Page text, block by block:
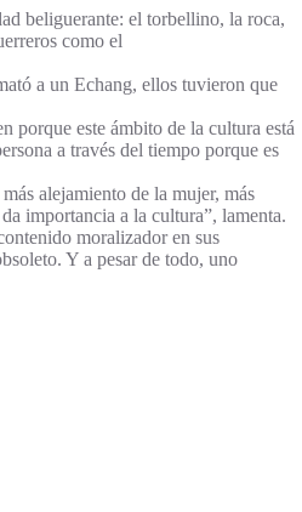
beliguerante: el torbellino, la roca,
como el
a un Echang, ellos tuvieron que
porque este ámbito de la cultura está
a través del tiempo porque es
alejamiento de la mujer, más
importancia a la cultura”, lamenta.
moralizador en sus
Y a pesar de todo, uno